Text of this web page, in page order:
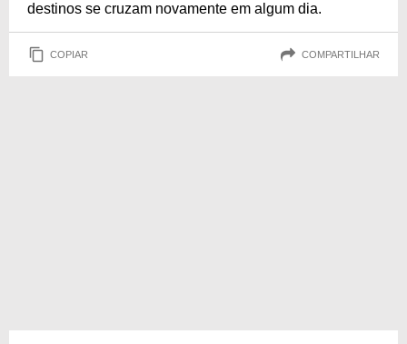
destinos se cruzam novamente em algum dia.
COPIAR COMPARTILHAR